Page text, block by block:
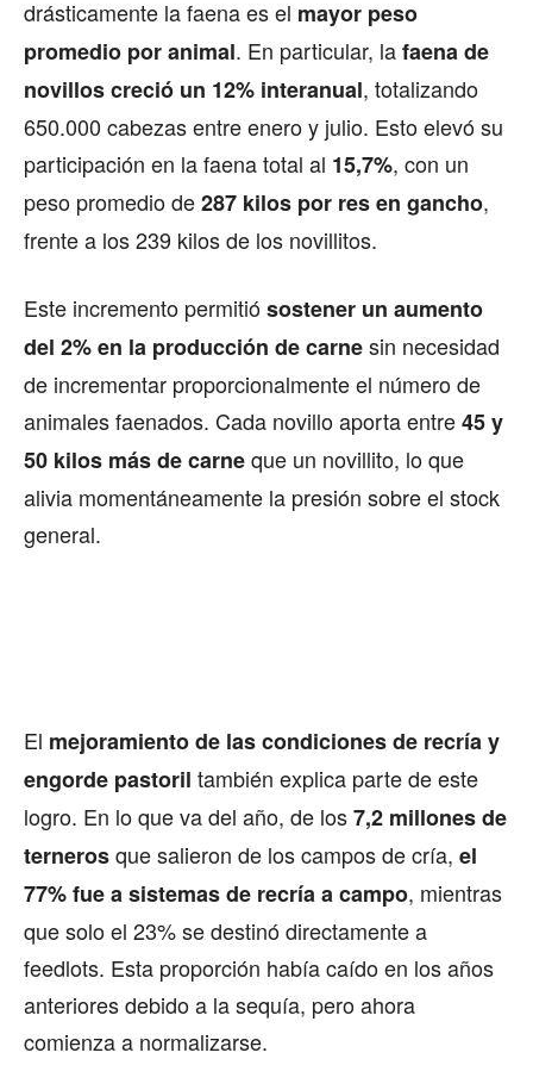
drásticamente la faena es el mayor peso
promedio por animal. En particular, lafaena de
novillos creció un 12% interanual, totalizando
650.000 cabezas entre enero y julio. Esto elevó su
participación en la faena total al 15,7%, con un
peso promedio de287 kilos por res en gancho,
frente a los 239 kilos de los novillitos.
Este incremento permitiósostener un aumento
del 2% en la producción de carnesin necesidad
de incrementar proporcionalmente el número de
animales faenados. Cada novillo aporta entre45 y
50 kilos más de carneque un novillito, lo que
alivia momentáneamente la presión sobre el stock
general.
El mejoramiento de las condiciones de recría y
engorde pastoril también explica parte de este
logro. En lo que va del año, de los7,2 millones de
ternerosque salieron de los campos de cría, el
77% fue a sistemas de recría a campo, mientras
que solo el 23% se destinó directamente a
feedlots. Esta proporción había caído en los años
anteriores debido a la sequía, pero ahora
comienza a normalizarse.